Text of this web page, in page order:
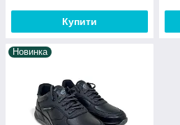
Купити
Новинка